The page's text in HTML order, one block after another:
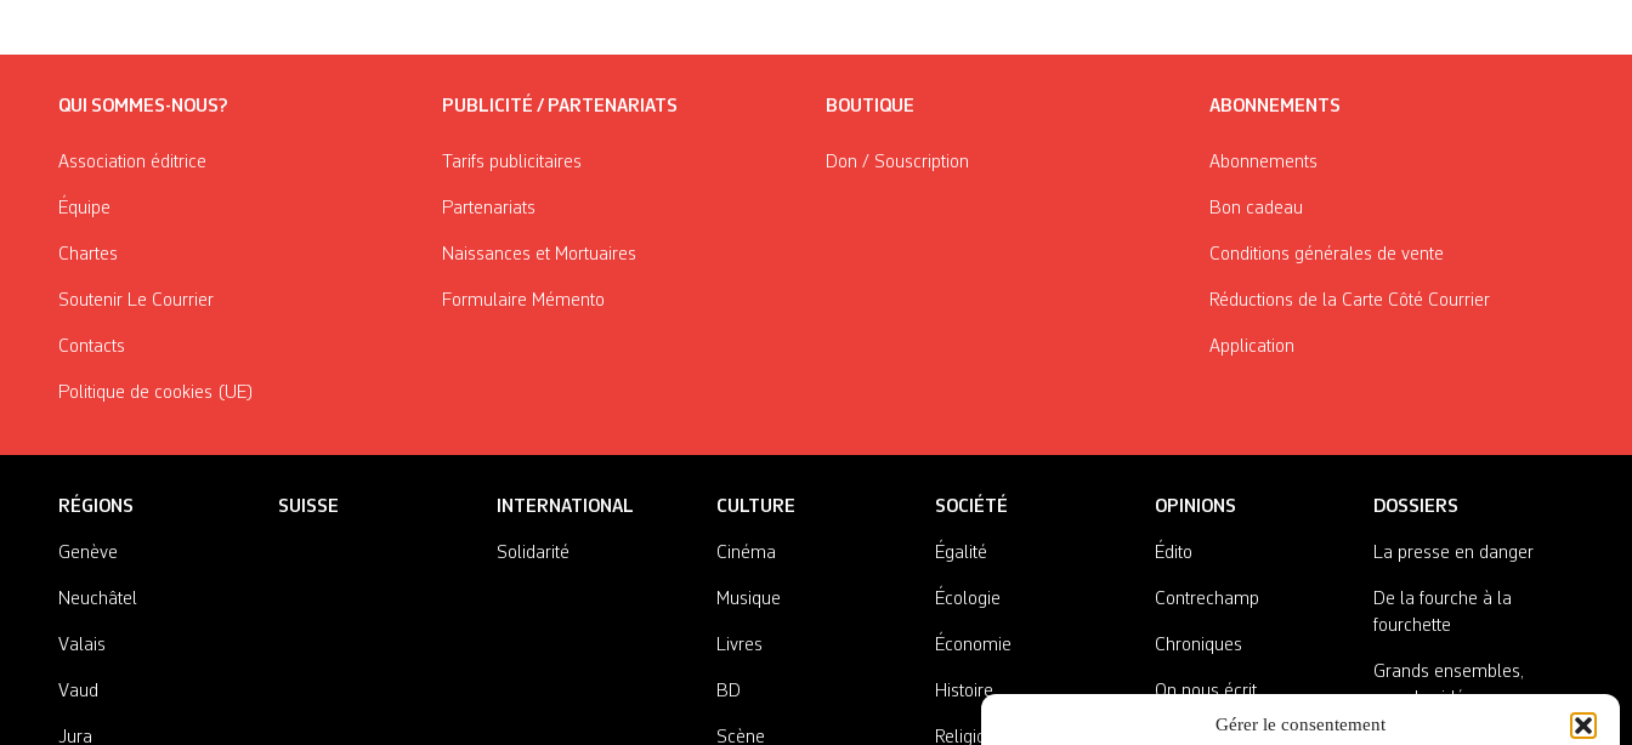
Gérer le consentement
QUI SOMMES-NOUS?
Association éditrice
Équipe
Chartes
Soutenir Le Courrier
Contacts
Politique de cookies (UE)
PUBLICITÉ / PARTENARIATS
Tarifs publicitaires
Partenariats
Naissances et Mortuaires
Formulaire Mémento
BOUTIQUE
Don / Souscription
ABONNEMENTS
Abonnements
Bon cadeau
Conditions générales de vente
Réductions de la Carte Côté Courrier
Application
RÉGIONS
Genève
Neuchâtel
Valais
Vaud
Jura
SUISSE INTERNATIONAL
Solidarité
CULTURE
Cinéma
Musique
Livres
BD
Scène
SOCIÉTÉ
Égalité
Écologie
Économie
Histoire
Religions
OPINIONS
Édito
Contrechamp
Chroniques
On nous écrit
DOSSIERS
La presse en danger
De la fourche à la
fourchette
Grands ensembles,
grandes idées